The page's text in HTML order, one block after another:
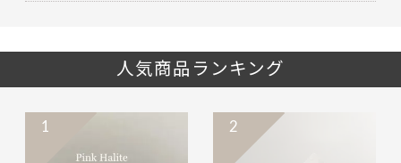
人気商品ランキング
1 2